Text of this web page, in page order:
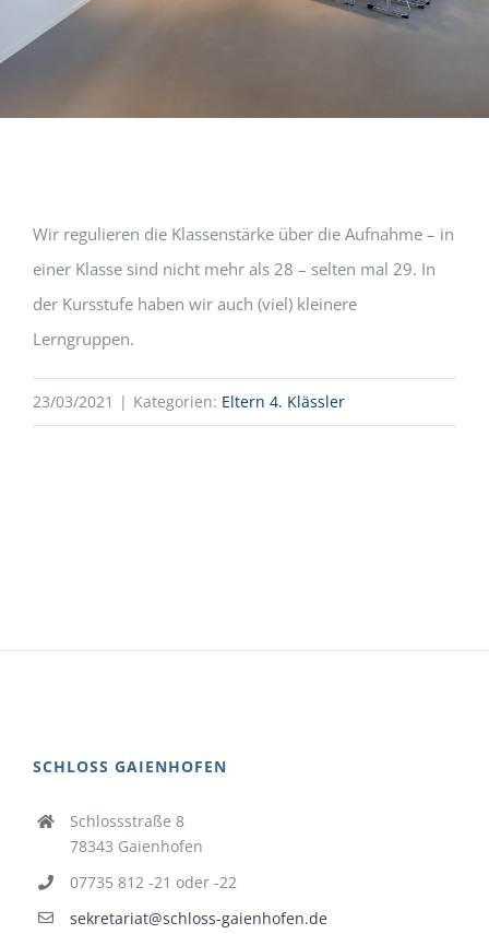
Wir regulieren die Klassenstärke über die Aufnahme – in
einer Klasse sind nicht mehr als 28 – selten mal 29. In
der Kursstufe haben wir auch (viel) kleinere
Lerngruppen.
23/03/2021 | Kategorien: Eltern 4. Klässler
SCHLOSS GAIENHOFEN
Schlossstraße 8
78343 Gaienhofen
07735 812 -21 oder -22
sekretariat@schloss-gaienhofen.de